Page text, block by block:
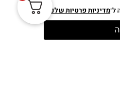
ל־מדיניות פרטיות שלנו